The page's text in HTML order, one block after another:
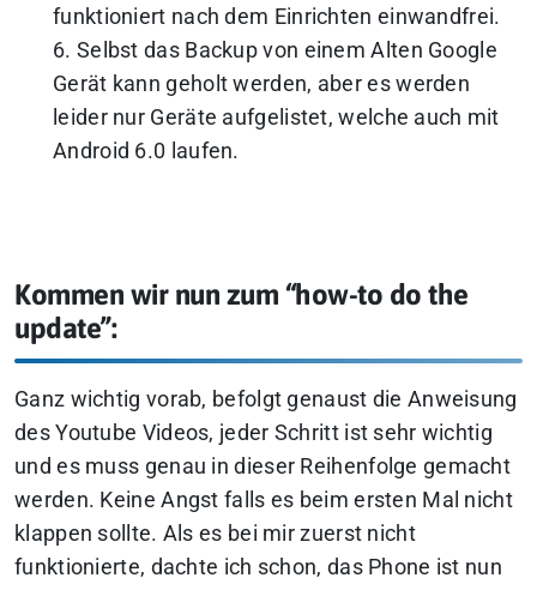
funktioniert nach dem Einrichten einwandfrei.
6. Selbst das Backup von einem Alten Google
Gerät kann geholt werden, aber es werden
leider nur Geräte aufgelistet, welche auch mit
Android 6.0 laufen.
Kommen wir nun zum “how-to do the
update”:
Ganz wichtig vorab, befolgt genaust die Anweisung
des Youtube Videos, jeder Schritt ist sehr wichtig
und es muss genau in dieser Reihenfolge gemacht
werden. Keine Angst falls es beim ersten Mal nicht
klappen sollte. Als es bei mir zuerst nicht
funktionierte, dachte ich schon, das Phone ist nun